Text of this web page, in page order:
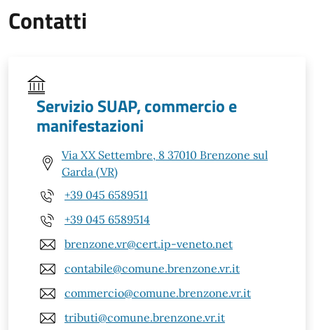
Contatti
Servizio SUAP, commercio e
manifestazioni
Via XX Settembre, 8 37010 Brenzone sul
Garda (VR)
+39 045 6589511
+39 045 6589514
brenzone.vr@cert.ip-veneto.net
contabile@comune.brenzone.vr.it
commercio@comune.brenzone.vr.it
tributi@comune.brenzone.vr.it